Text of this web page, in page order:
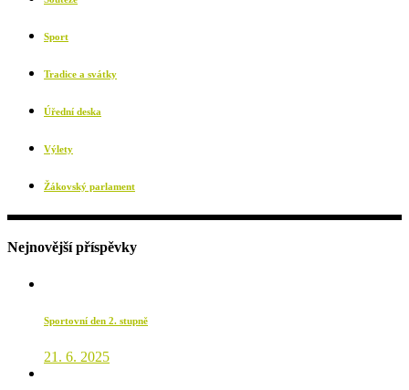
Sport
Tradice a svátky
Úřední deska
Výlety
Žákovský parlament
Nejnovější příspěvky
Sportovní den 2. stupně
21. 6. 2025